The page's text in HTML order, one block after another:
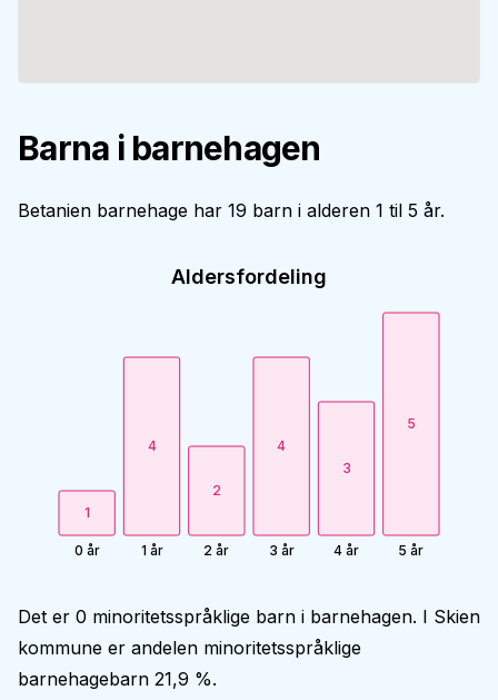
Barna i barnehagen
Betanien barnehage har 19 barn i alderen 1 til 5 år.
Aldersfordeling
1
0 år
4
1 år
2
2 år
4
3 år
3
4 år
5
5 år
Det er 0 minoritetsspråklige barn i barnehagen. I Skien
kommune er andelen minoritetsspråklige
barnehagebarn 21,9 %.